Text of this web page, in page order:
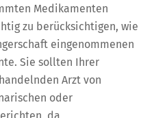
Medikamenten
zu berücksichtigen, wie
eingenommenen
Sie sollten Ihrer
Arzt von
oder